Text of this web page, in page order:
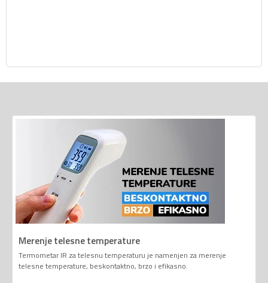
Merenje telesne temperature
Termometar IR za telesnu temperaturu je namenjen za merenje
telesne temperature, beskontaktno, brzo i efikasno.